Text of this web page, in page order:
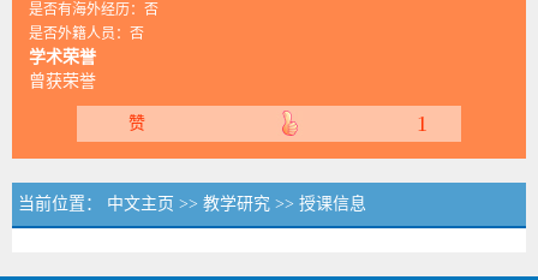
是否有海外经历：否
是否外籍人员：否
学术荣誉
曾获荣誉
赞 1
当前位置： 中文主页 >> 教学研究 >> 授课信息